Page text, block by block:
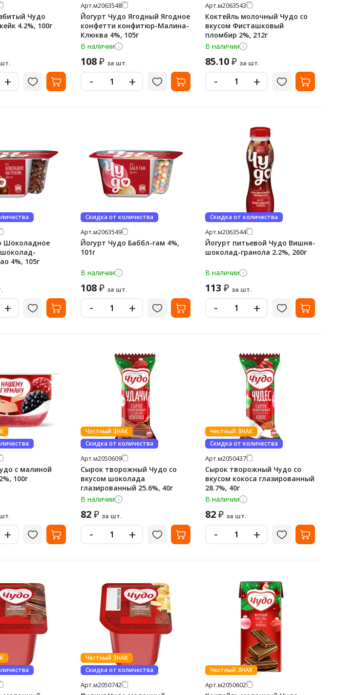
Чудо
4.2%, 100г
+
Арт.м2063548
Йогурт Чудо Ягодный Ягодное
конфетти конфитюр-Малина-
Клюква 4%, 105г
В наличии
108₽ за шт.
- +
Арт.м2063543
Коктейль молочный Чудо со
вкусом Фисташковый
пломбир 2%, 212г
В наличии
85.10₽ за шт.
- +
Шоколадное
4%, 105г
+
Скидка от количества
Арт.м2063549
Йогурт Чудо Баббл-гам 4%,
101г
В наличии
108₽ за шт.
- +
Скидка от количества
Арт.м2063544
Йогурт питьевой Чудо Вишня-
шоколад-гранола 2.2%, 260г
В наличии
113 ₽ за шт.
- +
с малиной
100г
+
Честный ЗНАК
Скидка от количества
Арт.м2050609
Сырок творожный Чудо со
вкусом шоколада
глазированный 25.6%, 40г
В наличии
82₽ за шт.
- +
Честный ЗНАК
Скидка от количества
Арт.м2050437
Сырок творожный Чудо со
вкусом кокоса глазированный
28.7%, 40г
В наличии
82₽ за шт.
- +
Честный ЗНАК
Скидка от количества
Арт.м2050742
Честный ЗНАК
Арт.м2050602